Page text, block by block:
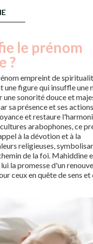
le prénom
?
empreint de
une figure qui insuffle une
une sonorité douce et
sa présence et ses
et restaure
arabophones, ce
à la dévotion et à la
religieuses,
de la foi. Mahiddine
la promesse d'un
ceux en quête de sens et